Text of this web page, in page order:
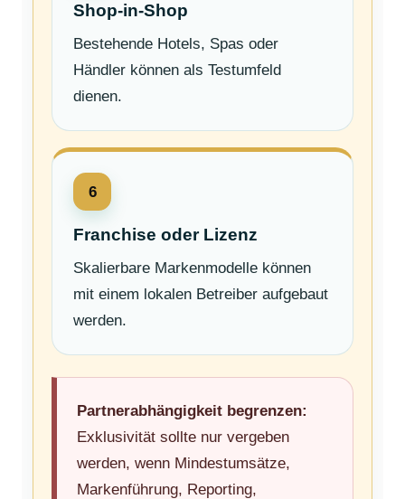
Shop-in-Shop
Bestehende Hotels, Spas oder
Händler können als Testumfeld
dienen.
6
Franchise oder Lizenz
Skalierbare Markenmodelle können
mit einem lokalen Betreiber aufgebaut
werden.
Partnerabhängigkeit begrenzen:
Exklusivität sollte nur vergeben
werden, wenn Mindestumsätze,
Markenführung, Reporting,